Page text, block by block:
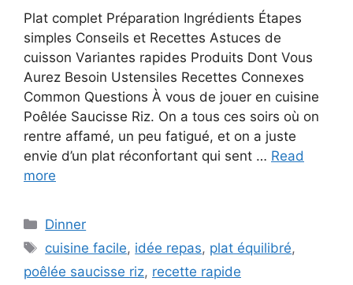
Plat complet Préparation Ingrédients Étapes
simples Conseils et Recettes Astuces de
cuisson Variantes rapides Produits Dont Vous
Aurez Besoin Ustensiles Recettes Connexes
Common Questions À vous de jouer en cuisine
Poêlée Saucisse Riz. On a tous ces soirs où on
rentre affamé, un peu fatigué, et on a juste
envie d’un plat réconfortant qui sent … Read
more
Categories
Dinner
Tags
cuisine facile, idée repas, plat équilibré,
poêlée saucisse riz, recette rapide